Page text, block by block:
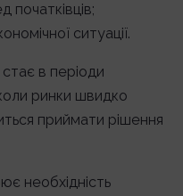
початківців;
ситуації.
в періоди
ринки швидко
приймати рішення
необхідність